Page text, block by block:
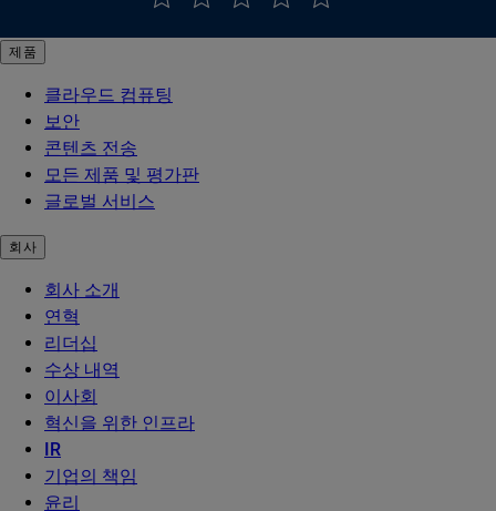
제품
클라우드 컴퓨팅
보안
콘텐츠 전송
모든 제품 및 평가판
글로벌 서비스
회사
회사 소개
연혁
리더십
수상 내역
이사회
혁신을 위한 인프라
IR
기업의 책임
윤리